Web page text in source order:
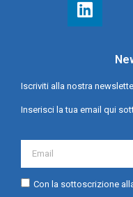
Iscriviti alla nostra
Inserisci la tua email qui
Con la sottoscrizione